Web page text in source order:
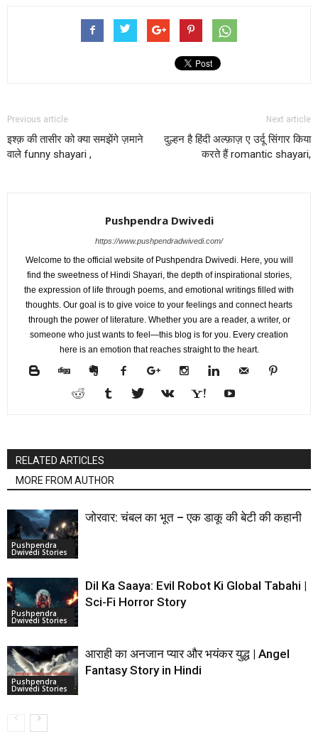
Previous article
इश्क़ की तासीर को क्या समझेंगे ज़माने
वाले funny shayari ,
Next article
दुल्हन है हिंदी अल्फ़ाज़ ए उर्दू सिंगार किया
करते हैं romantic shayari,
Pushpendra Dwivedi
https://www.pushpendradwivedi.com/
Welcome to the official website of Pushpendra Dwivedi. Here, you will
find the sweetness of Hindi Shayari, the depth of inspirational stories,
the expression of life through poems, and emotional writings filled with
thoughts. Our goal is to give voice to your feelings and connect hearts
through the power of literature. Whether you are a reader, a writer, or
someone who just wants to feel—this blog is for you. Every creation
here is an emotion that reaches straight to the heart.
RELATED ARTICLES
MORE FROM AUTHOR
Pushpendra
Dwivedi Stories
जोरवार: चंबल का भूत – एक डाकू की बेटी की कहानी
Pushpendra
Dwivedi Stories
Dil Ka Saaya: Evil Robot Ki Global Tabahi |
Sci-Fi Horror Story
Pushpendra
Dwivedi Stories
आराही का अनजान प्यार और भयंकर युद्ध | Angel
Fantasy Story in Hindi